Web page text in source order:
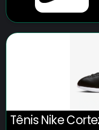
Tênis Nike